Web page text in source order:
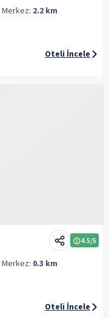
Merkez: 2.2 km
Oteli İncele
4.5/5
Merkez: 0.3 km
Oteli İncele